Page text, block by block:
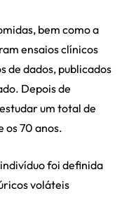
bem como a
ensaios clínicos
de dados, publicados
Depois de
um total de
os 70 anos.
foi definida
voláteis